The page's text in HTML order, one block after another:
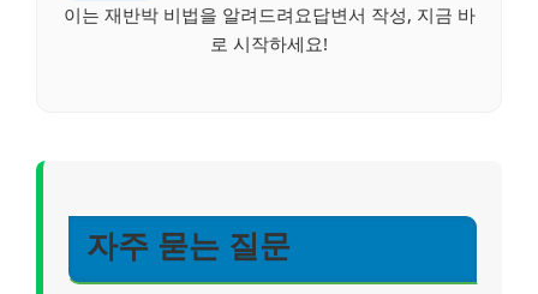
이는 재반박 비법을 알려드려요답변서 작성, 지금 바
로 시작하세요!
자주 묻는 질문